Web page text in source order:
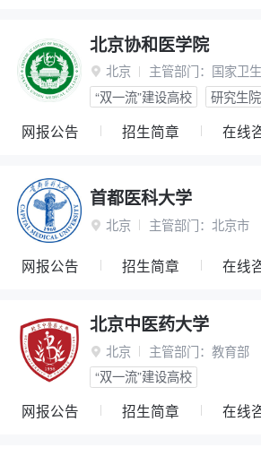
北京协和医学院
 北京 主管部门： 国家卫
“双一流”建设高校
研究生院
网报公告 招生简章 在线
首都医科大学
 北京 主管部门： 北京市
网报公告 招生简章 在线
北京中医药大学
 北京 主管部门： 教育部
“双一流”建设高校
网报公告 招生简章 在线